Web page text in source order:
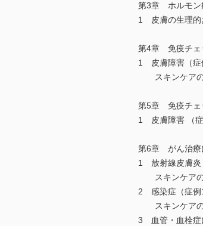
第3章 ホルモン
1 皮膚の生理的
第4章 免疫チェ
1 皮膚障害（症
スキンケアの
第5章 免疫チェ
1 皮膚障害 （症
第6章 がん治療
1 放射線皮膚炎
スキンケアの
2 感染症（症例1
スキンケアの
3 血管・血栓症